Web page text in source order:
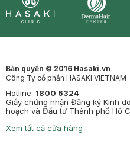
Bản quyền © 2016 Hasaki.vn
Công Ty cổ phần HASAKI VIETNAM
Hotline: 1800 6324
Giấy chứng nhận Đăng ký Kinh
hoạch và Đầu tư Thành phố Hồ
Xem tất cả cửa hàng